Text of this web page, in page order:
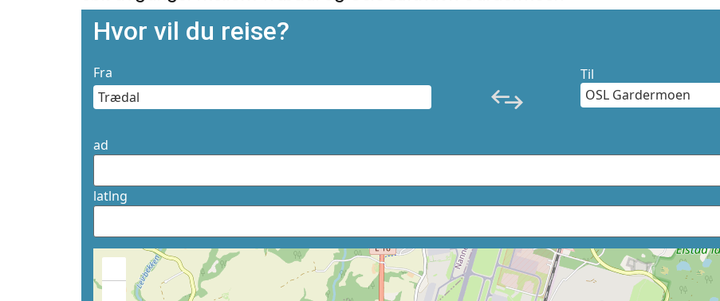
Hvor vil du reise?
Fra Til
ad
latlng